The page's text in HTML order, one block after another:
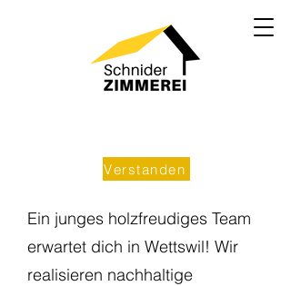
Verstanden
Ein junges holzfreudiges Team
erwartet dich in Wettswil! Wir
realisieren nachhaltige